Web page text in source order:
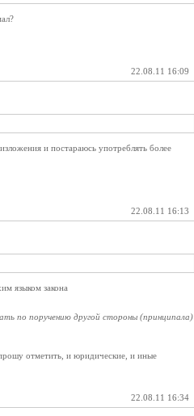
22.08.11 16:09
и постараюсь употреблять более
22.08.11 16:13
языком закона
по поручению другой стороны (принципала)
отметить, и юридические, и иные
22.08.11 16:34